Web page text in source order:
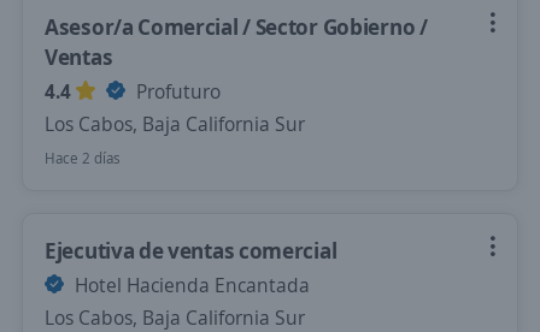
Asesor/a Comercial / Sector Gobierno /
Ventas
4.4
Profuturo
Los Cabos, Baja California Sur
Hace 2 días
Ejecutiva de ventas comercial
Hotel Hacienda Encantada
Los Cabos, Baja California Sur